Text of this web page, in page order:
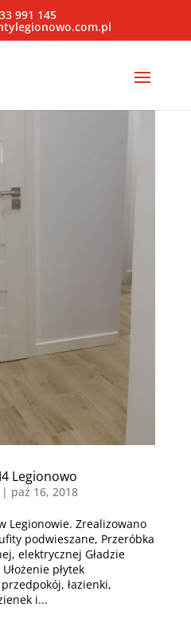
991 145
Legionowo
paź 16, 2018
Legionowie. Zrealizowano
podwieszane, Przeróbka
elektrycznej Gładzie
płytek
łazienki,
i...